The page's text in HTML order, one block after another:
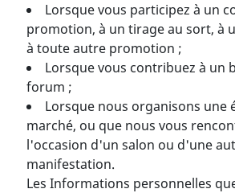
Lorsque vous participez à un
promotion, à un tirage au sort, à
à toute autre promotion ;
Lorsque vous contribuez à un
forum ;
Lorsque nous organisons une
marché, ou que nous vous
l'occasion d'un salon ou d'une
manifestation.
Les Informations personnelles